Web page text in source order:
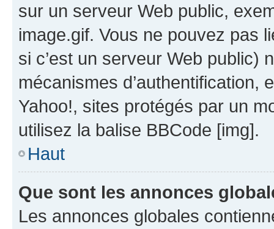
sur un serveur Web public,
image.gif. Vous ne pouvez pas
si c’est un serveur Web public)
mécanismes d’authentification,
Yahoo!, sites protégés par un
utilisez la balise BBCode [img].
Haut
Que sont les annonces
Les annonces globales